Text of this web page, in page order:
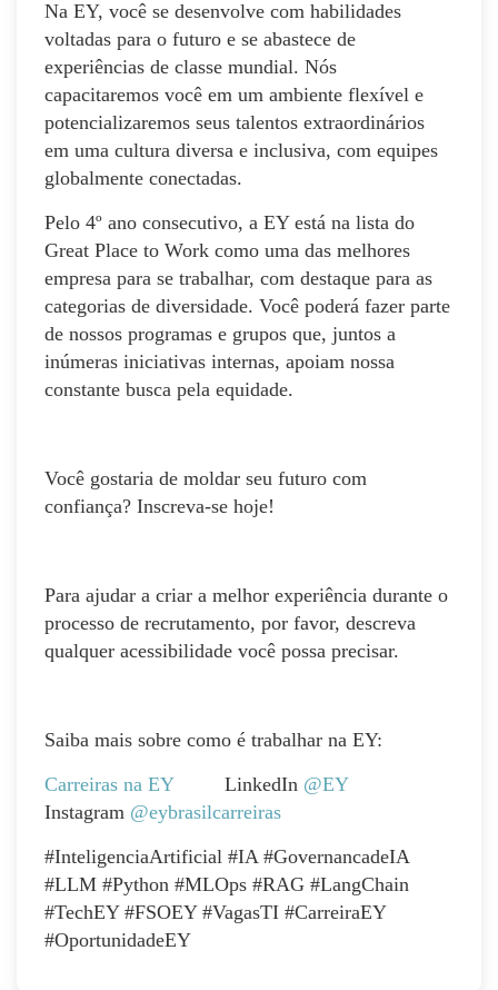
Na EY, você se desenvolve com habilidades
voltadas para o futuro e se abastece de
experiências de classe mundial. Nós
capacitaremos você em um ambiente flexível e
potencializaremos seus talentos extraordinários
em uma cultura diversa e inclusiva, com equipes
globalmente conectadas.
Pelo 4º ano consecutivo, a EY está na lista do
Great Place to Work como uma das melhores
empresa para se trabalhar, com destaque para as
categorias de diversidade. Você poderá fazer parte
de nossos programas e grupos que, juntos a
inúmeras iniciativas internas, apoiam nossa
constante busca pela equidade.
Você gostaria de moldar seu futuro com
confiança? Inscreva-se hoje!
Para ajudar a criar a melhor experiência durante o
processo de recrutamento, por favor, descreva
qualquer acessibilidade você possa precisar.
Saiba mais sobre como é trabalhar na EY:
Carreiras na EY LinkedIn @EY
Instagram @eybrasilcarreiras
#InteligenciaArtificial #IA #GovernancadeIA
#LLM #Python #MLOps #RAG #LangChain
#TechEY #FSOEY #VagasTI #CarreiraEY
#OportunidadeEY